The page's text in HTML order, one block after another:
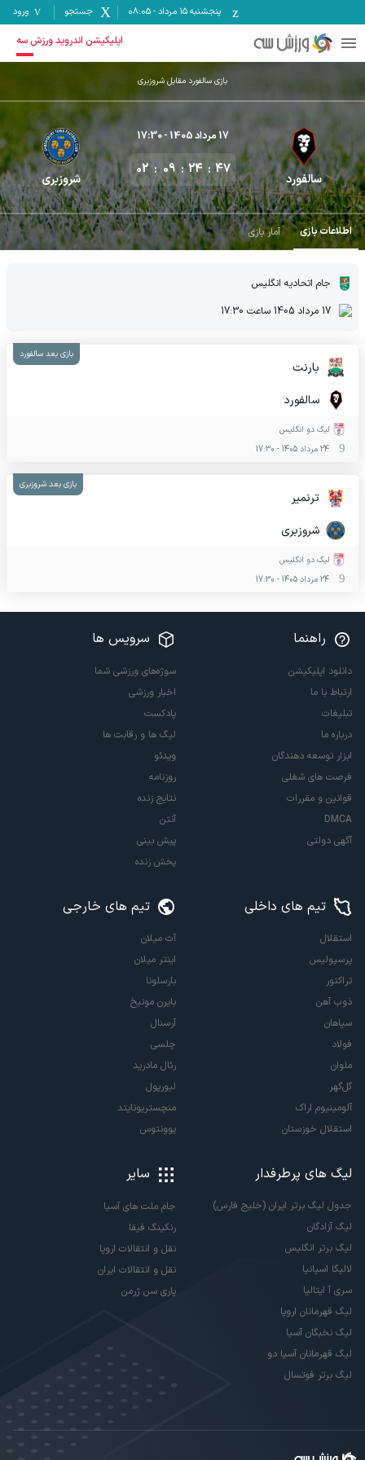
پنجشنبه ۱۵ مرداد -
08:05 جستجو ورود
اپلیکیشن اندروید ورزش سه
بازی سالفورد مقابل شروزبری
سالفورد
17 مرداد 1405 - 17:30
02 09 24 47
شروزبری
اطلاعات بازی آمار بازی
جام اتحادیه انگلیس
17 مرداد 1405
ساعت 17:30
بارنت
سالفورد
لیگ دو انگلیس
24 مرداد 1405
-
17:30
بازی بعد سالفورد
ترنمیر
شروزبری
لیگ دو انگلیس
24 مرداد 1405
-
17:30
بازی بعد شروزبری
راهنما
دانلود اپلیکیشن
ارتباط با ما
تبلیغات
درباره ما
ابزار توسعه دهندگان
فرصت های شغلی
قوانین و مقررات
DMCA
آگهی دولتی
سرویس ها
سوژه‌های ورزشی شما
اخبار ورزشی
پادکست
لیگ ها و رقابت ها
ویدئو
روزنامه
نتایج زنده
آنتن
پیش بینی
پخش زنده
تیم های داخلی
استقلال
پرسپولیس
تراکتور
ذوب آهن
سپاهان
فولاد
ملوان
گل‌گهر
آلومینیوم اراک
استقلال خوزستان
تیم های خارجی
آث میلان
اینتر میلان
بارسلونا
بایرن مونیخ
آرسنال
چلسی
رئال مادرید
لیورپول
منچستریونایتد
یوونتوس
لیگ های پرطرفدار
جدول لیگ برتر ایران (خلیج فارس)
لیگ آزادگان
لیگ برتر انگلیس
لالیگا اسپانیا
سری آ ایتالیا
لیگ قهرمانان اروپا
لیگ نخبگان آسیا
لیگ قهرمانان آسیا دو
لیگ برتر فوتسال
سایر
جام ملت های آسیا
رنکینگ فیفا
نقل و انتقالات اروپا
نقل و انتقالات ایران
پاری سن ژرمن